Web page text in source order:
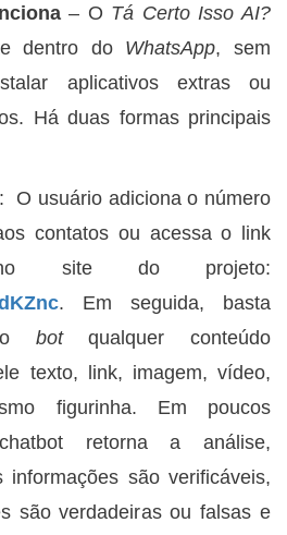
– O Tá Certo Isso AI?
dentro do WhatsApp, sem
aplicativos extras ou
Há duas formas principais
O usuário adiciona o número
contatos ou acessa o link
no site do projeto:
. Em seguida, basta
botqualquer conteúdo
texto, link, imagem, vídeo,
figurinha. Em poucos
retorna a análise,
informações são verificáveis,
são verdadeiras ou falsas e